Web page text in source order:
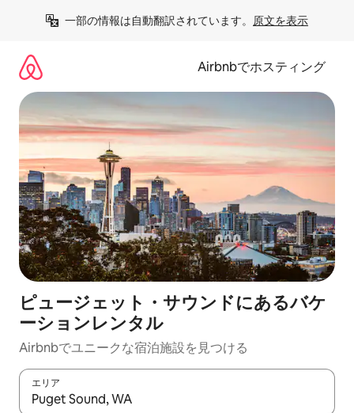
一部の情報は自動翻訳されています。 原文を表示
Airbnbでホスティング
ピュージェット・サウンドにあるバケ
ーションレンタル
Airbnbでユニークな宿泊施設を見つける
エリア
検索結果が表示されたら、上下の矢印キーを使って移動するか